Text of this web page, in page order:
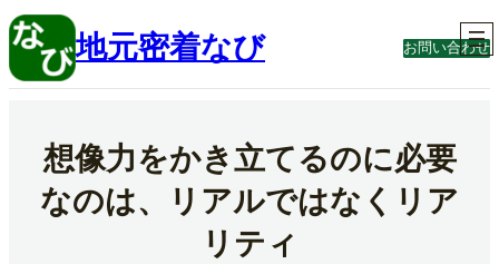
内
容
ス
地元密着なび お問い合わせ
想像力をかき立てるのに必要
なのは、リアルではなくリア
リティ